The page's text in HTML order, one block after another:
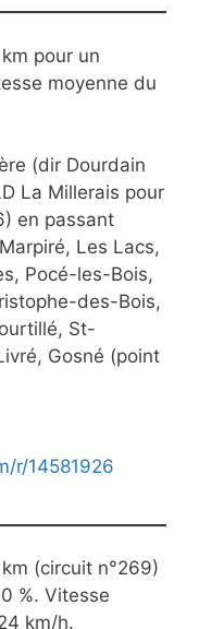
pour un
moyenne du
(dir Dourdain
La Millerais pour
en passant
Les Lacs,
Pocé-les-Bois,
des-Bois,
St-
Gosné (point
r/14581926
(circuit n°269)
%. Vitesse
km/h.